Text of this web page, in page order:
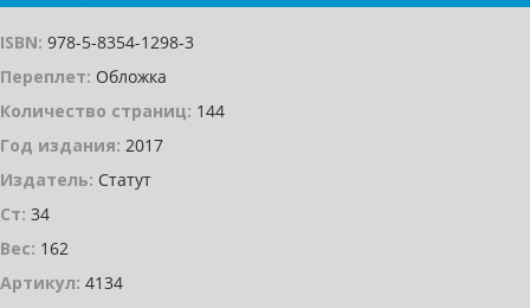
ISBN: 978-5-8354-1298-3
Переплет: Обложка
Количество страниц: 144
Год издания: 2017
Издатель: Статут
Ст: 34
Вес: 162
Артикул: 4134